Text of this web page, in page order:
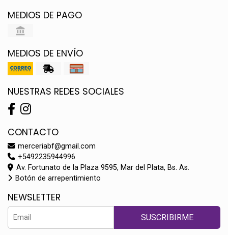
MEDIOS DE PAGO
MEDIOS DE ENVÍO
NUESTRAS REDES SOCIALES
CONTACTO
merceriabf@gmail.com
+5492235944996
Av. Fortunato de la Plaza 9595, Mar del Plata, Bs. As.
Botón de arrepentimiento
NEWSLETTER
SUSCRIBIRME